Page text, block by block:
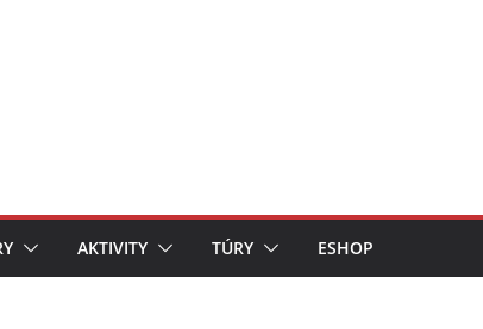
AKTIVITY TÚRY ESHOP